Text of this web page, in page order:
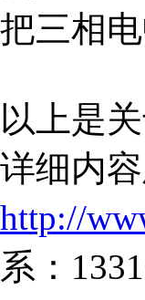
把三相
以上是
详细内
http://
系：